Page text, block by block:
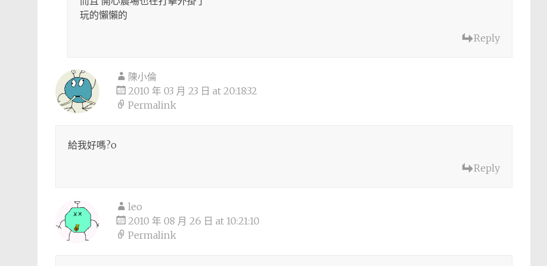
玩的懶懶的
Reply
陳小倫
2010 年 03 月 23 日 at 20:18:32
Permalink
給我好嗎?o
Reply
leo
2010 年 08 月 26 日 at 10:21:10
Permalink